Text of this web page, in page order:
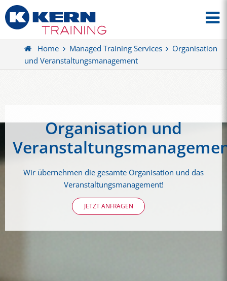
Home Managed Training Services
Organisation
und Veranstaltungsmanagement
Organisation und
Wir übernehmen die gesamte Organisation und das
Veranstaltungsmanagement!
JETZT ANFRAGEN